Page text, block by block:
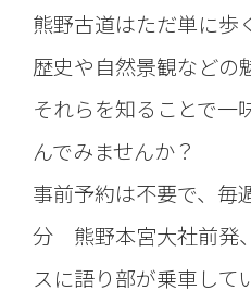
熊野古道はただ単に歩
歴史や自然景観などの
それらを知ることで一
んでみませんか？
事前予約は不要で、毎
分 熊野本宮大社前発
スに語り部が乗車して